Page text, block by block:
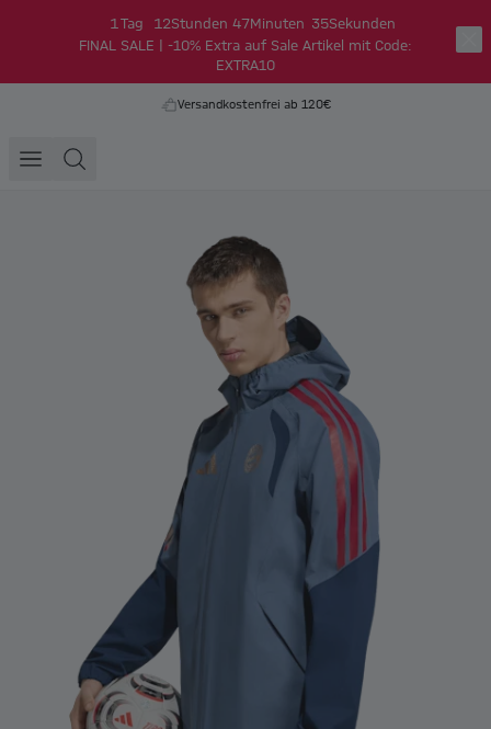
1Tag 12Stunden 47Minuten 35Sekunden
FINAL SALE | -10% Extra auf Sale Artikel mit Code:
EXTRA10
Versandkostenfrei ab 120€